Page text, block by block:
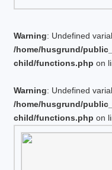
Warning: Undefined
/home/husgrund/
child/functions.php on
Warning: Undefined
/home/husgrund/
child/functions.php on